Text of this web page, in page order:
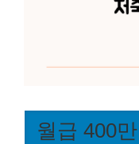
월급 400